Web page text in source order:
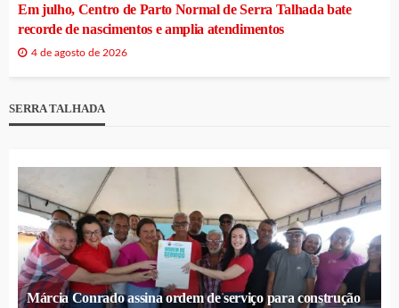
Em julho, Centro de Parto Normal de Serra Talhada bate
recorde de nascimentos e amplia atendimentos
4 de agosto de 2026
SERRA TALHADA
Márcia Conrado assina ordem de serviço para construção